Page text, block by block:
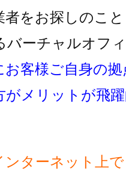
者をお探しのこ
ーチャルオフ
お客様ご自身の
がメリットが飛
ンターネット上